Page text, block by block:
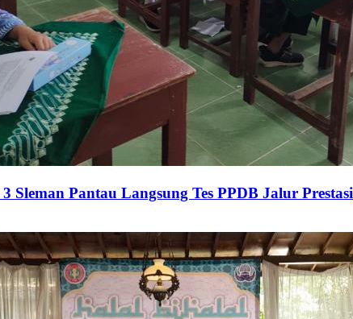
Sleman Pantau Langsung Tes PPDB Jalur Prestasi